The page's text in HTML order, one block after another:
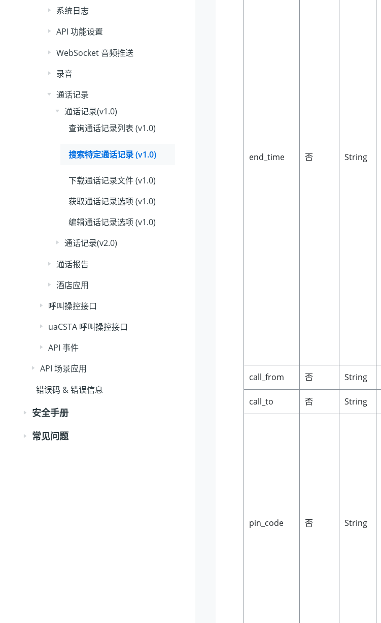
系统日志
API 功能设置
WebSocket 音频推送
录音
通话记录
通话记录(v1.0)
查询通话记录列表 (v1.0)
搜索特定通话记录 (v1.0)
下载通话记录文件 (v1.0)
获取通话记录选项 (v1.0)
编辑通话记录选项 (v1.0)
通话记录(v2.0)
通话报告
酒店应用
呼叫操控接口
uaCSTA 呼叫操控接口
API 事件
API 场景应用
错误码 & 错误信息
安全手册
常见问题
end_time 否 String
call_from 否 String
call_to 否 String
pin_code 否 String